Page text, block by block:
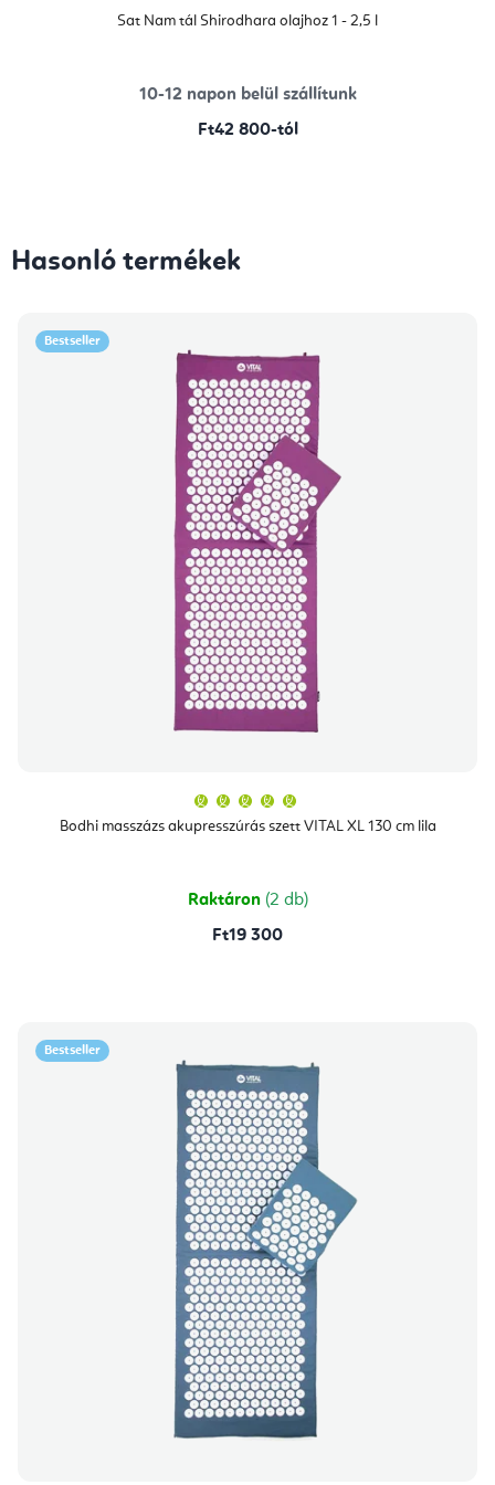
Sat Nam tál Shirodhara olajhoz 1 - 2,5 l
10-12 napon belül szállítunk
Ft42 800-tól
Hasonló termékek
Bestseller
Bodhi masszázs akupresszúrás szett VITAL XL 130 cm lila
átlagos
értékelése
csillag.
Raktáron (2 db)
Ft19 300
Bestseller